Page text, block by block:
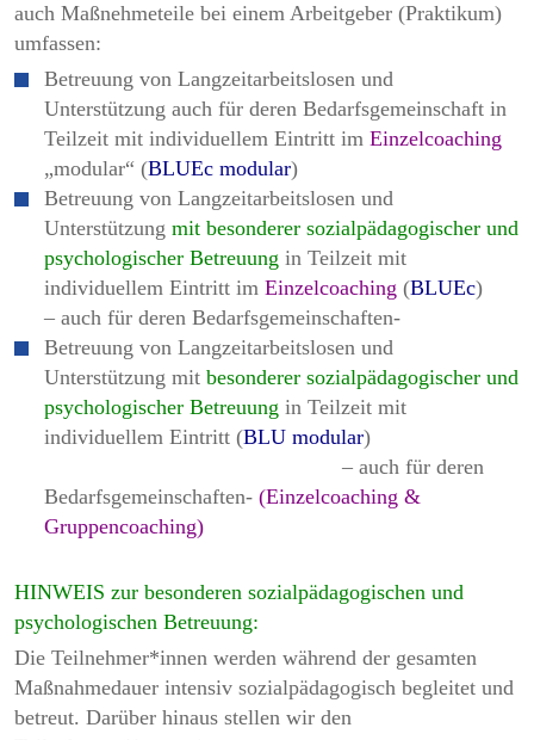
auch Maßnehmeteile bei einem Arbeitgeber (Praktikum)
umfassen:
Betreuung von Langzeitarbeitslosen und
Unterstützung auch für deren Bedarfsgemeinschaft in
Teilzeit mit individuellem Eintritt im Einzelcoaching
„modular“ (BLUEc modular)
Betreuung von Langzeitarbeitslosen und
Unterstützung mit besonderer sozialpädagogischer und
psychologischer Betreuung in Teilzeit mit
individuellem Eintritt im Einzelcoaching (BLUEc)
– auch für deren Bedarfsgemeinschaften-
Betreuung von Langzeitarbeitslosen und
Unterstützung mit besonderer sozialpädagogischer und
psychologischer Betreuung in Teilzeit mit
individuellem Eintritt (BLU modular)
– auch für deren
Bedarfsgemeinschaften- (Einzelcoaching &
Gruppencoaching)
HINWEIS zur besonderen sozialpädagogischen und
psychologischen Betreuung:
Die Teilnehmer*innen werden während der gesamten
Maßnahmedauer intensiv sozialpädagogisch begleitet und
betreut. Darüber hinaus stellen wir den